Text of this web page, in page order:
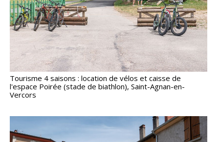
Tourisme 4 saisons : location de vélos et caisse de
l'espace Poirée (stade de biathlon), Saint-Agnan-en-
Vercors